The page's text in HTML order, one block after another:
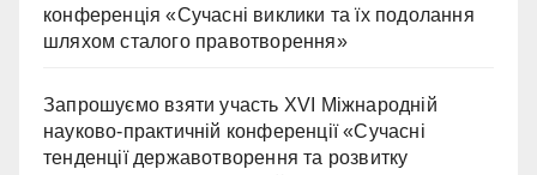
конференція «Сучасні виклики та їх подолання
шляхом сталого правотворення»
Запрошуємо взяти участь ХVІ Міжнародній
науково-практичній конференції «Сучасні
тенденції державотворення та розвитку